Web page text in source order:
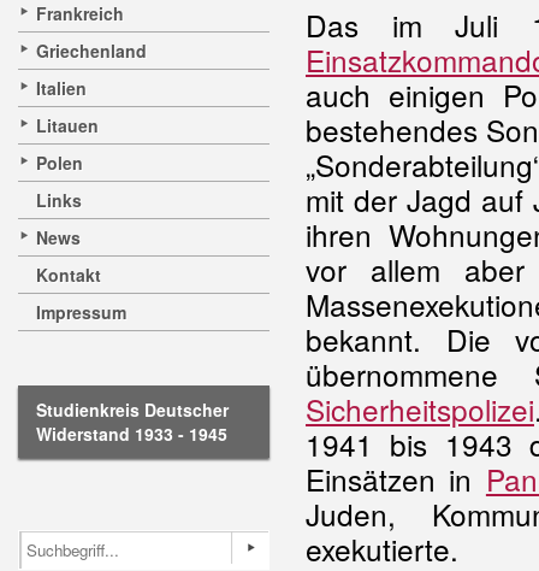
Frankreich
Griechenland
Italien
Litauen
Polen
Links
News
Kontakt
Impressum
Studienkreis Deutscher
Widerstand 1933 - 1945
Das im Juli
auch einigen
bestehendes
mit der Jagd auf
ihren
vor allem
bekannt. Die
Sicherheitspolizei
1941 bis 1943
Einsätzen in
Juden,
exekutierte.